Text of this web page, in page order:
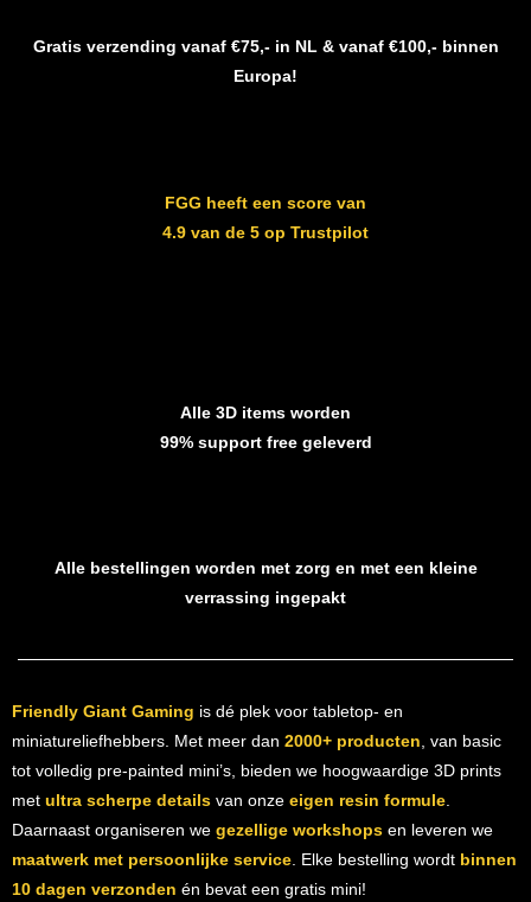
Gratis verzending vanaf €75,- in NL & vanaf €100,- binnen
Europa!
FGG heeft een score van
4.9 van de 5 op Trustpilot
Alle 3D items worden
99% support free geleverd
Alle bestellingen worden met zorg en met een kleine
verrassing ingepakt
Friendly Giant Gaming is dé plek voor tabletop- en
miniatureliefhebbers. Met meer dan 2000+ producten , van basic
tot volledig pre-painted mini’s, bieden we hoogwaardige 3D prints
met ultra scherpe detailsvan onze eigen resin formule.
Daarnaast organiseren we gezellige workshopsen leveren we
maatwerk met persoonlijke service. Elke bestelling wordt binnen
10 dagen verzonden én bevat een gratis mini!